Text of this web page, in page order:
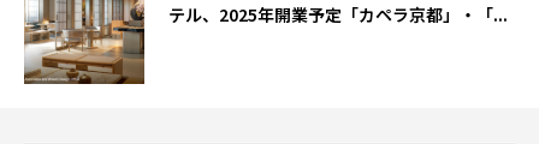
テル、2025年開業予定「カペラ京都」・「...